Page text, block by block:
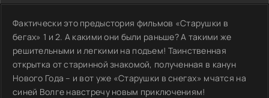
Фактически это предыстория фильмов «Старушки в
бегах» 1 и 2. А какими они были раньше? А такими же
решительными и легкими на подъем! Таинственная
открытка от старинной знакомой, полученная в канун
Нового Года – и вот уже «Старушки в снегах» мчатся на
синей Волге навстречу новым приключениям!